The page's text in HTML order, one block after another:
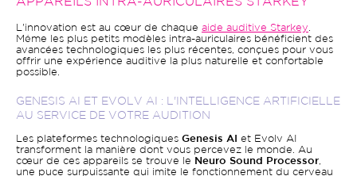
L'innovation est au cœur de chaque aide auditive Starkey
Même les plus petits modèles intra-auriculaires bénéficient des
avancées technologiques les plus récentes, conçues pour vous
offrir une expérience auditive la plus naturelle et confortable
possible.
GENESIS AI ET EVOLV AI : L'INTELLIGENCE ARTIFICIELLE
AU SERVICE DE VOTRE AUDITION
Les plateformes technologiques Genesis AI
et Evolv AI
transforment la manière dont vous percevez le monde. Au
cœur de ces appareils se trouve le
Neuro Sound Processor
une puce surpuissante qui imite le fonctionnement du cerveau